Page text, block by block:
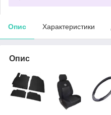
Опис Характеристики
Опис